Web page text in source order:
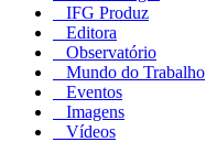
IFG Produz
Editora
Observatório
Mundo do Trabalho
Eventos
Imagens
Vídeos